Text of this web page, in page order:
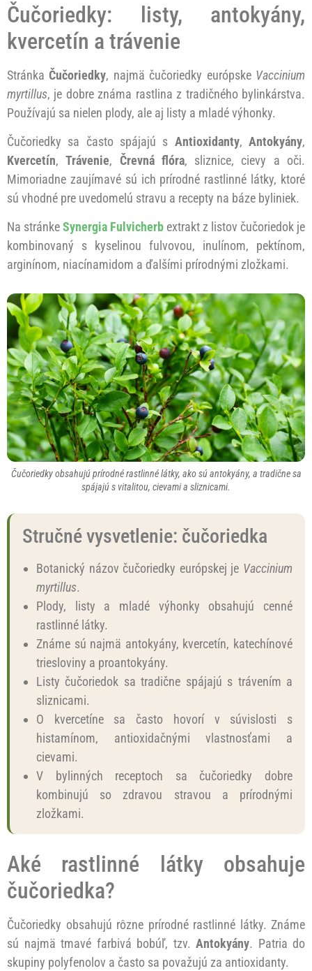
Čučoriedky: listy, antokyány,
kvercetín a trávenie
StránkaČučoriedky, najmä čučoriedky európske Vaccinium
myrtillus, je dobre známa rastlina z tradičného bylinkárstva.
Používajú sa nielen plody, ale aj listy a mladé výhonky.
Čučoriedky sa často spájajú s Antioxidanty,Antokyány,
Kvercetín,Trávenie, Črevná flóra, sliznice, cievy a oči.
Mimoriadne zaujímavé sú ich prírodné rastlinné látky, ktoré
sú vhodné pre uvedomelú stravu a recepty na báze byliniek.
Na stránkeSynergia Fulvicherb extrakt z listov čučoriedok je
kombinovaný s kyselinou fulvovou, inulínom, pektínom,
arginínom, niacínamidom a ďalšími prírodnými zložkami.
Čučoriedky obsahujú prírodné rastlinné látky, ako sú antokyány, a tradične sa
spájajú s vitalitou, cievami a sliznicami.
Stručné vysvetlenie: čučoriedka
Botanický názov čučoriedky európskej je Vaccinium
myrtillus.
Plody, listy a mladé výhonky obsahujú cenné
rastlinné látky.
Známe sú najmä antokyány, kvercetín, katechínové
triesloviny a proantokyány.
Listy čučoriedok sa tradične spájajú s trávením a
sliznicami.
O kvercetíne sa často hovorí v súvislosti s
histamínom, antioxidačnými vlastnosťami a
cievami.
V bylinných receptoch sa čučoriedky dobre
kombinujú so zdravou stravou a prírodnými
zložkami.
Aké rastlinné látky obsahuje
čučoriedka?
Čučoriedky obsahujú rôzne prírodné rastlinné látky. Známe
sú najmä tmavé farbivá bobúľ, tzv. Antokyány. Patria do
skupiny polyfenolov a často sa považujú za antioxidanty.